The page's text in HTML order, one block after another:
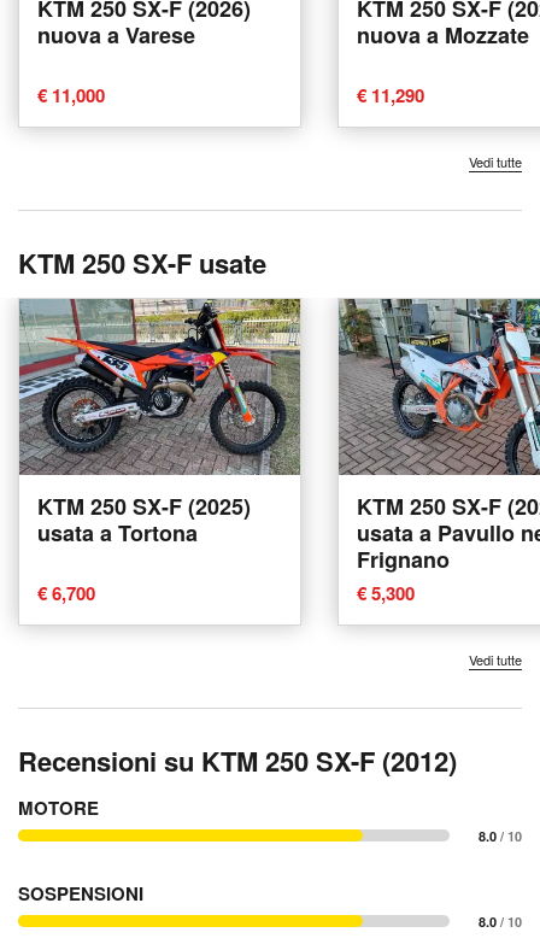
KTM 250 SX-F (2026)
nuova a Varese
€ 11,000
KTM 250 SX-F
nuova a Mozzate
€ 11,290
Vedi tutte
KTM 250 SX-F usate
KTM 250 SX-F (2025)
usata a Tortona
€ 6,700
KTM 250 SX-F
usata a Pavullo
Frignano
€ 5,300
Vedi tutte
Recensioni su KTM 250 SX-F (2012)
MOTORE
8.0 / 10
SOSPENSIONI
8.0 / 10